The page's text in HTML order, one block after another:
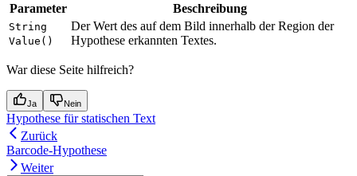
Parameter Beschreibung
String
Value()
Der Wert des auf dem Bild innerhalb der Region der
Hypothese erkannten Textes.
War diese Seite hilfreich?
Ja Nein
Hypothese für statischen Text
Zurück
Barcode-Hypothese
Weiter